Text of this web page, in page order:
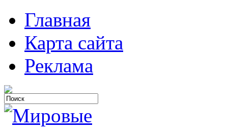
Главная
Карта сайта
Реклама